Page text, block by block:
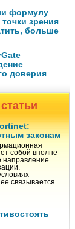
формулу
зрения
больше
доверия
законам
собой вполне
направление
связывается